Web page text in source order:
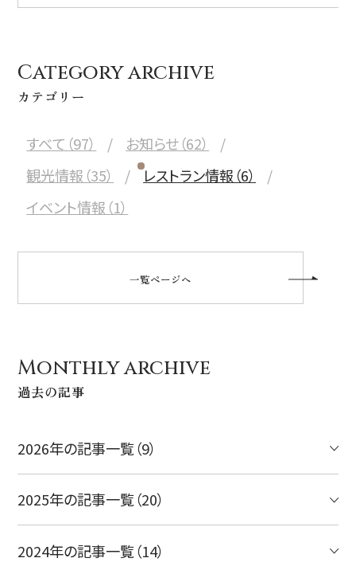
Category archive
カテゴリー
すべて（97）
お知らせ（62）
観光情報（35）
レストラン情報（6）
イベント情報（1）
一覧ページへ
Monthly archive
過去の記事
2026年の記事一覧（9）
2025年の記事一覧（20）
2024年の記事一覧（14）